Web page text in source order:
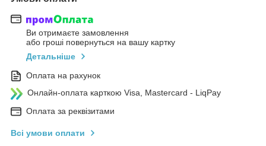
Ви отримаєте замовлення
або гроші повернуться на вашу картку
Детальніше
Оплата на рахунок
Онлайн-оплата карткою Visa, Mastercard - LiqPay
Оплата за реквізитами
Всі умови оплати